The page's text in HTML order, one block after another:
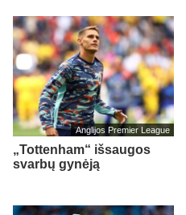
Anglijos Premier League
„Tottenham“ išsaugos
svarbų gynėją